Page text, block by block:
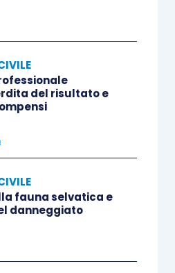
della procedura
contrattuale chiarendo
una categoria tipica e
atipica modellata
ex art. 1322 c.c.
decisivo rispetto
di una rinuncia
del risultato e
fauna selvatica e
danneggiato